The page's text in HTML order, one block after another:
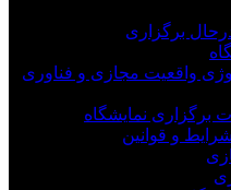
برگزاری
واقعیت مجازی و فناوری
برگزاری نمایشگاه
و قوانین